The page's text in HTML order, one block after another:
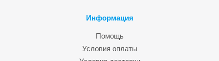
Информация
Помощь
Условия оплаты